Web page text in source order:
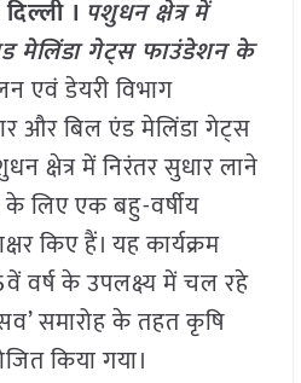
। पशुधन क्षेत्र में
मेलिंडा गेट्स फाउंडेशन के
एवं डेयरी विभाग
और बिल एंड मेलिंडा गेट्स
क्षेत्र में निरंतर सुधार लाने
लिए एक बहु-वर्षीय
किए हैं। यह कार्यक्रम
वर्ष के उपलक्ष्य में चल रहे
समारोह के तहत कृषि
किया गया।